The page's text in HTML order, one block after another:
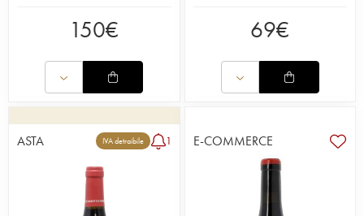
150€ 69€
ASTA IVA detraibile 1 E-COMMERCE